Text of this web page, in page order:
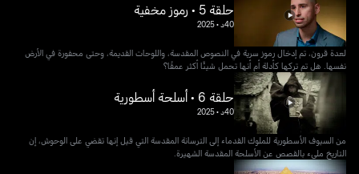
حلقة 5 • رموز مخفية
40د •
2025
لعدة قرون، تم إدخال رموز سرية في النصوص المقدسة، واللوحات القديمة، وحتى محفورة في الأرض
نفسها. هل تم تركها كأدلة أم أنها تحمل شيئًا أكثر عمقًا؟
حلقة 6 • أسلحة أسطورية
40د •
2025
من السيوف الأسطورية للملوك القدماء إلى الترسانة المقدسة التي قيل إنها تقضي على الوحوش، إن
التاريخ مليء بالقصص عن الأسلحة المقدسة الشهيرة.